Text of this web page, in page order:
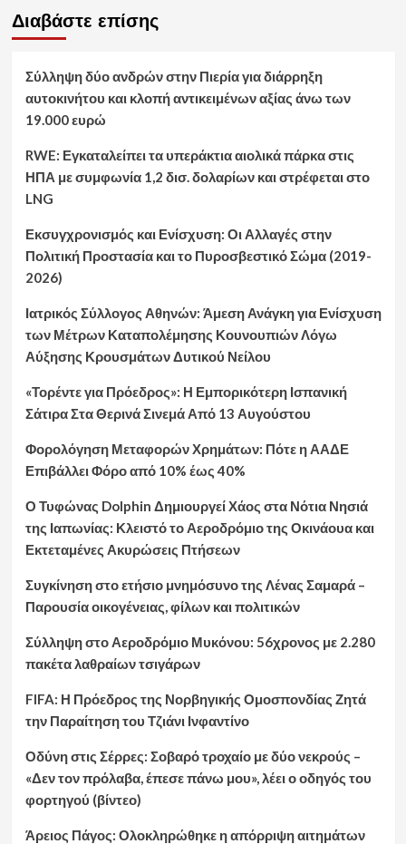
Διαβάστε επίσης
Σύλληψη δύο ανδρών στην Πιερία για διάρρηξη
αυτοκινήτου και κλοπή αντικειμένων αξίας άνω των
19.000 ευρώ
RWE: Εγκαταλείπει τα υπεράκτια αιολικά πάρκα στις
ΗΠΑ με συμφωνία 1,2 δισ. δολαρίων και στρέφεται στο
LNG
Εκσυγχρονισμός και Ενίσχυση: Οι Αλλαγές στην
Πολιτική Προστασία και το Πυροσβεστικό Σώμα (2019-
2026)
Ιατρικός Σύλλογος Αθηνών: Άμεση Ανάγκη για Ενίσχυση
των Μέτρων Καταπολέμησης Κουνουπιών Λόγω
Αύξησης Κρουσμάτων Δυτικού Νείλου
«Τορέντε για Πρόεδρος»: Η Εμπορικότερη Ισπανική
Σάτιρα Στα Θερινά Σινεμά Από 13 Αυγούστου
Φορολόγηση Μεταφορών Χρημάτων: Πότε η ΑΑΔΕ
Επιβάλλει Φόρο από 10% έως 40%
Ο Τυφώνας Dolphin Δημιουργεί Χάος στα Νότια Νησιά
της Ιαπωνίας: Κλειστό το Αεροδρόμιο της Οκινάουα και
Εκτεταμένες Ακυρώσεις Πτήσεων
Συγκίνηση στο ετήσιο μνημόσυνο της Λένας Σαμαρά –
Παρουσία οικογένειας, φίλων και πολιτικών
Σύλληψη στο Αεροδρόμιο Μυκόνου: 56χρονος με 2.280
πακέτα λαθραίων τσιγάρων
FIFA: Η Πρόεδρος της Νορβηγικής Ομοσπονδίας Ζητά
την Παραίτηση του Τζιάνι Ινφαντίνο
Οδύνη στις Σέρρες: Σοβαρό τροχαίο με δύο νεκρούς –
«Δεν τον πρόλαβα, έπεσε πάνω μου», λέει ο οδηγός του
φορτηγού (βίντεο)
Άρειος Πάγος: Ολοκληρώθηκε η απόρριψη αιτημάτων